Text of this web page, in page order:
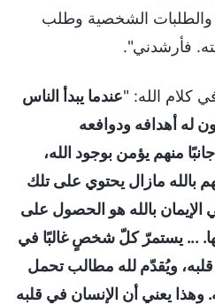
والطلبات الشخصية وطلب
فأرشدني".
كلام الله: "عندما يبدأ الناس
له أهدافه ودوافعه
منهم يؤمن بوجود الله،
بالله مازال يحتوي على تلك
الإيمان بالله هو الحصول على
... يستمرّ كلّ شخصٍ غالبًا في
ويُقدّم لله مطالب تحمل
يعني أن الإنسان في قلبه